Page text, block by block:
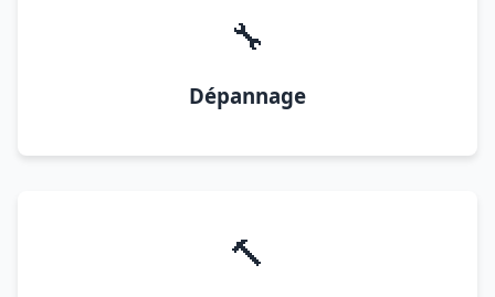
🔧
Dépannage
🔨